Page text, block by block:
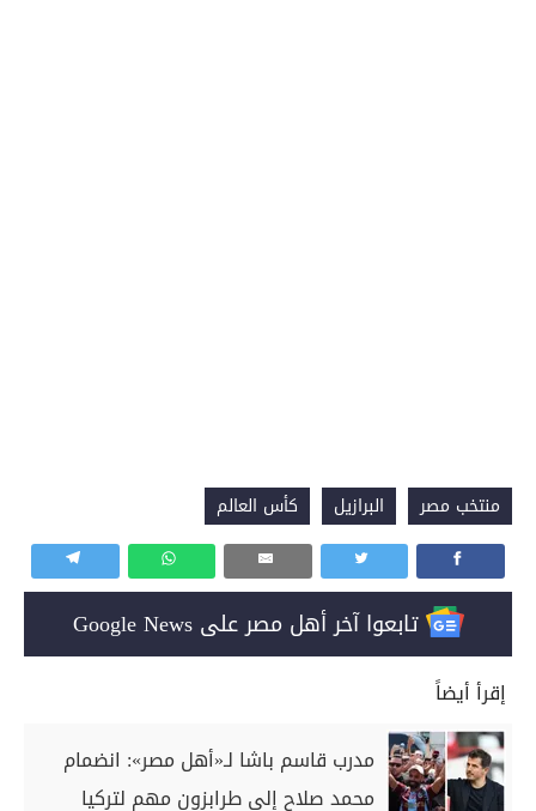
منتخب مصر البرازيل كأس العالم
تابعوا آخر أهل مصر على Google News
إقرأ أيضاً
مدرب قاسم باشا لـ«أهل مصر»: انضمام
محمد صلاح إلى طرابزون مهم لتركيا